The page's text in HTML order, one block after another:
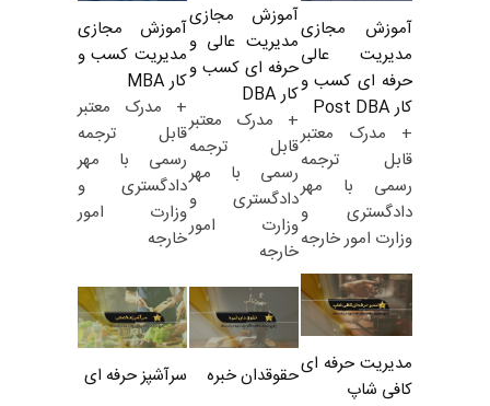
آموزش مجازی
مدیریت عالی
حرفه ای کسب و
کار Post DBA
+ مدرک معتبر
قابل ترجمه
رسمی با مهر
دادگستری و
وزارت امور خارجه
آموزش مجازی
مدیریت عالی و
حرفه ای کسب و
کار DBA
+ مدرک معتبر
قابل ترجمه
رسمی با مهر
دادگستری و
وزارت امور
خارجه
آموزش مجازی
مدیریت کسب و
کار MBA
+ مدرک معتبر
قابل ترجمه
رسمی با مهر
دادگستری و
وزارت امور
خارجه
مدیریت حرفه ای
کافی شاپ
حقوقدان خبره سرآشپز حرفه ای